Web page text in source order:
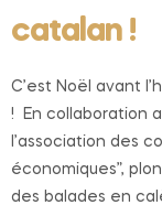
catalan !
C’est Noël avant
! En collaboration
l’association des
économiques”,
des balades en